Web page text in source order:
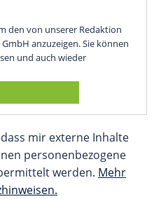
den von unserer Redaktion
anzuzeigen. Sie können
und auch wieder
mir externe Inhalte
personenbezogene
werden. Mehr